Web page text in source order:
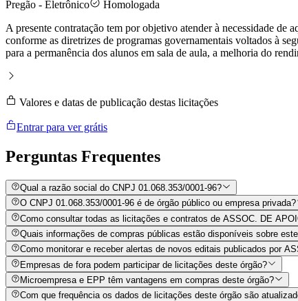
Pregão - Eletrônico
Homologada
A presente contratação tem por objetivo atender à necessidade de
conforme as diretrizes de programas governamentais voltados à
para a permanência dos alunos em sala de aula, a melhoria do
Valores e datas de publicação destas licitações
Entrar para ver grátis
Perguntas Frequentes
Qual a razão social do CNPJ 01.068.353/0001-96?
O CNPJ 01.068.353/0001-96 é de órgão público ou empresa privada?
Como consultar todas as licitações e contratos de ASSOC. DE
Quais informações de compras públicas estão disponíveis sobre
Como monitorar e receber alertas de novos editais publicados por
Empresas de fora podem participar de licitações deste órgão?
Microempresa e EPP têm vantagens em compras deste órgão?
Com que frequência os dados de licitações deste órgão são